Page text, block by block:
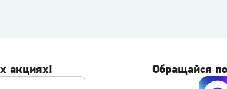
акциях! Обращайся